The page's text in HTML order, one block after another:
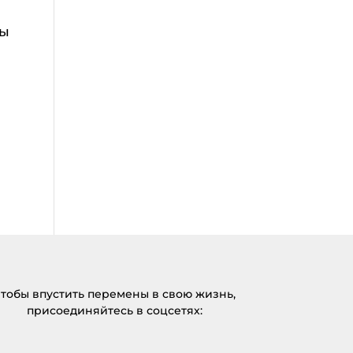
впустить перемены в свою жизнь,
присоединяйтесь в соцсетях: